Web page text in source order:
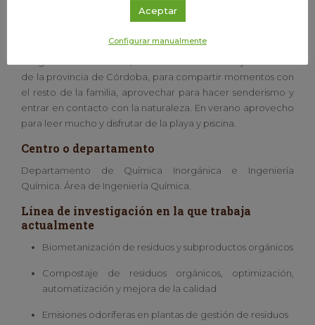
Mi principal afición es salir a pasear con la familia y disfrutar
baloncesto. Después solemos tomar un refresco con los
de la provincia de Córdoba, para compartir momentos con
el resto de la familia, aprovechar para hacer senderismo y
entrar en contacto con la naturaleza. En verano aprovecho
para leer mucho y disfrutar de la playa y piscina.
Centro o departamento
Departamento de Química Inorgánica e Ingeniería
Química. Área de Ingeniería Química.
Línea de investigación en la que trabaja
actualmente
Biometanización de residuos y subproductos orgánicos
Compostaje de residuos orgánicos, optimización,
automatización y mejora de la calidad
Emisiones odoríferas en plantas de gestión de residuos
Aceptar
Configurar manualmente